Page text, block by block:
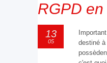
RGPD
13
05
destiné